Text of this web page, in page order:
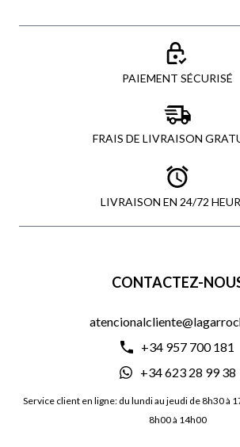
PAIEMENT SÉCURISÉ
FRAIS DE LIVRAISON
LIVRAISON EN 24/72
CONTACTEZ-
+34 957 700 181
+34 623 28 99 38
Service client en ligne: du lundi au jeudi de 8h30 à
8h00 à 14h00